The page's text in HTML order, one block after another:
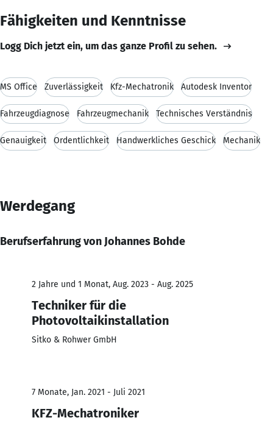
Fähigkeiten und Kenntnisse
Logg Dich jetzt ein, um das ganze Profil zu sehen.
MS Office Zuverlässigkeit Kfz-Mechatronik Autodesk Inventor
Fahrzeugdiagnose Fahrzeugmechanik Technisches Verständnis
Genauigkeit Ordentlichkeit Handwerkliches Geschick Mechanik
Werdegang
Berufserfahrung von Johannes Bohde
2 Jahre und 1 Monat, Aug. 2023 - Aug. 2025
Techniker für die
Photovoltaikinstallation
Sitko & Rohwer GmbH
7 Monate, Jan. 2021 - Juli 2021
KFZ-Mechatroniker